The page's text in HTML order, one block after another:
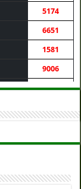
5174
6651
1581
9006
3069
7340
7337